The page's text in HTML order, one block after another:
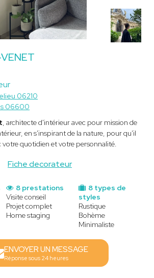
Fiche decorateur
06210
06600
, architecte d'intérieur avec pour mission de
en s'inspirant de la nature, pour qu'il
quotidien et votre personnalité.
8 types de
styles
Rustique
Bohème
Minimaliste
8 prestations
Visite conseil
Projet complet
Home staging
ENVOYER UN MESSAGE
Réponse sous 24 heures